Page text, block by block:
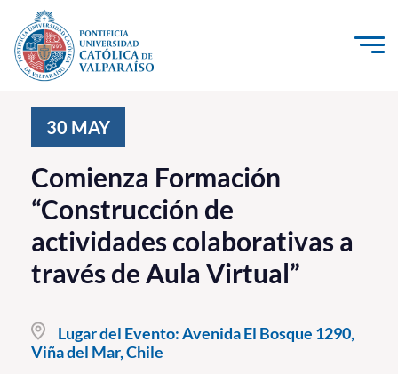
Click acá para ir directamente al contenido
Investigación, Creación e Innovación
PUCV Internacional
Vinculación con el Medio
Admisión
Pregrado
Postgrado
30 MAY
Comienza Formación
“Construcción de
actividades colaborativas a
través de Aula Virtual”
Lugar del Evento:Avenida El Bosque 1290,
Viña del Mar, Chile